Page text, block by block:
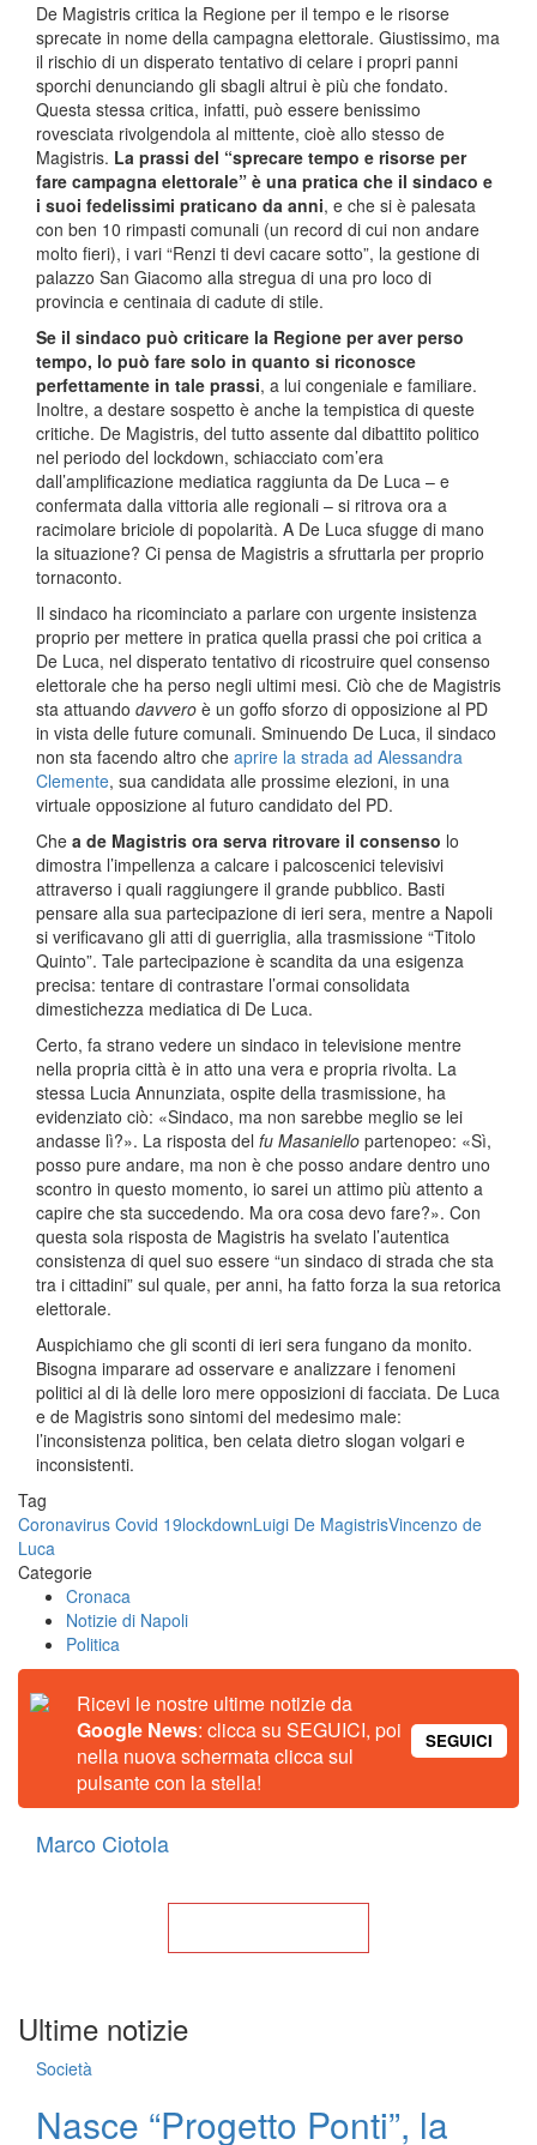
De Magistris critica la Regione per il tempo e le risorse
sprecate in nome della campagna elettorale. Giustissimo, ma
il rischio di un disperato tentativo di celare i propri panni
sporchi denunciando gli sbagli altrui è più che fondato.
Questa stessa critica, infatti, può essere benissimo
rovesciata rivolgendola al mittente, cioè allo stesso de
Magistris. La prassi del “sprecare tempo e risorse per
fare campagna elettorale” è una pratica che il sindaco e
i suoi fedelissimi praticano da anni, e che si è palesata
con ben 10 rimpasti comunali (un record di cui non andare
molto fieri), i vari “Renzi ti devi cacare sotto”, la gestione di
palazzo San Giacomo alla stregua di una pro loco di
provincia e centinaia di cadute di stile.
Se il sindaco può criticare la Regione per aver perso
tempo, lo può fare solo in quanto si riconosce
perfettamente in tale prassi, a lui congeniale e familiare.
Inoltre, a destare sospetto è anche la tempistica di queste
critiche. De Magistris, del tutto assente dal dibattito politico
nel periodo del lockdown, schiacciato com’era
dall’amplificazione mediatica raggiunta da De Luca – e
confermata dalla vittoria alle regionali – si ritrova ora a
racimolare briciole di popolarità. A De Luca sfugge di mano
la situazione? Ci pensa de Magistris a sfruttarla per proprio
tornaconto.
Il sindaco ha ricominciato a parlare con urgente insistenza
proprio per mettere in pratica quella prassi che poi critica a
De Luca, nel disperato tentativo di ricostruire quel consenso
elettorale che ha perso negli ultimi mesi. Ciò che de Magistris
sta attuando davvero è un goffo sforzo di opposizione al PD
in vista delle future comunali. Sminuendo De Luca, il sindaco
non sta facendo altro che aprire la strada ad Alessandra
Clemente, sua candidata alle prossime elezioni, in una
virtuale opposizione al futuro candidato del PD.
Che a de Magistris ora serva ritrovare il consenso lo
dimostra l’impellenza a calcare i palcoscenici televisivi
attraverso i quali raggiungere il grande pubblico. Basti
pensare alla sua partecipazione di ieri sera, mentre a Napoli
si verificavano gli atti di guerriglia, alla trasmissione “Titolo
Quinto”. Tale partecipazione è scandita da una esigenza
precisa: tentare di contrastare l’ormai consolidata
dimestichezza mediatica di De Luca.
Certo, fa strano vedere un sindaco in televisione mentre
nella propria città è in atto una vera e propria rivolta. La
stessa Lucia Annunziata, ospite della trasmissione, ha
evidenziato ciò: «Sindaco, ma non sarebbe meglio se lei
andasse lì?». La risposta del fu Masaniello partenopeo: «Sì,
posso pure andare, ma non è che posso andare dentro uno
scontro in questo momento, io sarei un attimo più attento a
capire che sta succedendo. Ma ora cosa devo fare?». Con
questa sola risposta de Magistris ha svelato l’autentica
consistenza di quel suo essere “un sindaco di strada che sta
tra i cittadini” sul quale, per anni, ha fatto forza la sua retorica
elettorale.
Auspichiamo che gli sconti di ieri sera fungano da monito.
Bisogna imparare ad osservare e analizzare i fenomeni
politici al di là delle loro mere opposizioni di facciata. De Luca
e de Magistris sono sintomi del medesimo male:
l’inconsistenza politica, ben celata dietro slogan volgari e
inconsistenti.
Tag
Coronavirus Covid 19lockdownLuigi De MagistrisVincenzo de
Luca
Categorie
Cronaca
Notizie di Napoli
Politica
Ricevi le nostre ultime notizie da
Google News: clicca su SEGUICI, poi
nella nuova schermata clicca sul
pulsante con la stella!
SEGUICI
Marco Ciotola
Ultime notizie
Società
Nasce “Progetto Ponti”, la